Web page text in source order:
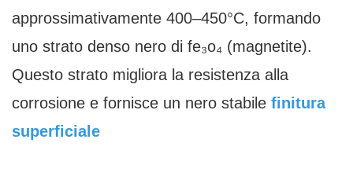
approssimativamente 400–450°C, formando
uno strato denso nero di fe₃o₄ (magnetite).
Questo strato migliora la resistenza alla
corrosione e fornisce un nero stabile finitura
superficiale